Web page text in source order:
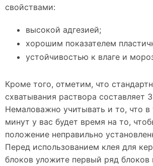
свойствами:
высокой адгезией;
хорошим показателем
устойчивостью к влаге и
Кроме того, отметим, что
схватывания раствора составляет
Немаловажно учитывать и то, что в
минут у вас будет время на то,
положение неправильно
Перед использованием клея для
блоков уложите первый ряд блоков